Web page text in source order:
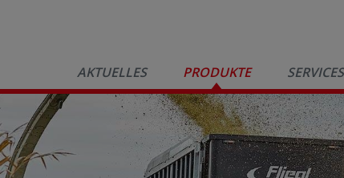
AKTUELLES PRODUKTE SERVICES